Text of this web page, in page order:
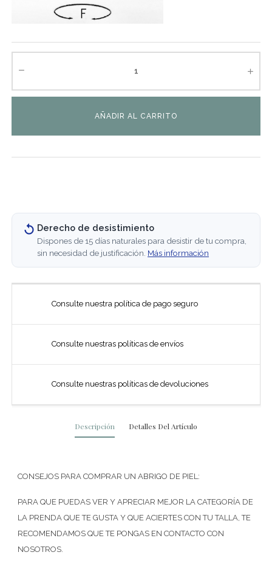
AÑADIR AL CARRITO
Derecho de desistimiento
Dispones de 15 días naturales para desistir de tu compra,
sin necesidad de justificación. Más información
Consulte nuestra política de pago seguro
Consulte nuestras políticas de envíos
Consulte nuestras políticas de devoluciones
Descripción Detalles Del Artículo
CONSEJOS PARA COMPRAR UN ABRIGO DE PIEL:
PARA QUE PUEDAS VER Y APRECIAR MEJOR LA CATEGORÍA DE
LA PRENDA QUE TE GUSTA Y QUE ACIERTES CON TU TALLA, TE
RECOMENDAMOS QUE TE PONGAS EN CONTACTO CON
NOSOTROS.